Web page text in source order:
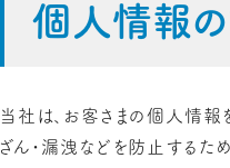
個人情報
当社は、お客さまの個人情
ざん・漏洩などを防止するた